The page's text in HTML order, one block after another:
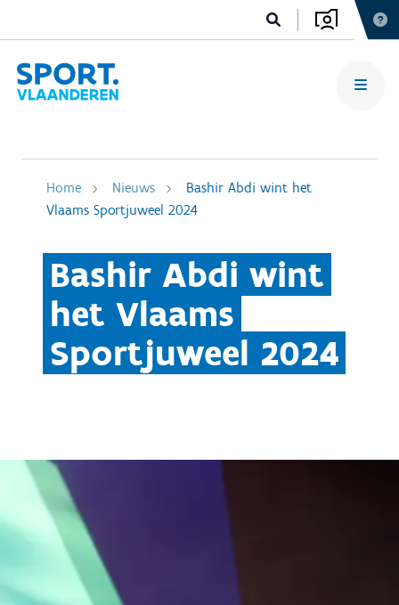
Home Nieuws
Bashir Abdi wint het
Vlaams Sportjuweel 2024
Bashir Abdi wint
het Vlaams
Sportjuweel 2024